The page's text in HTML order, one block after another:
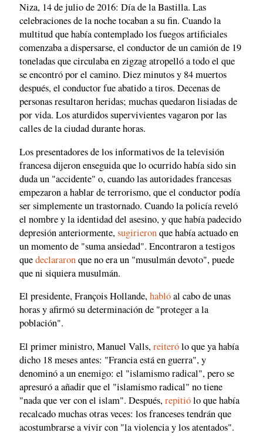
Niza, 14 de julio de 2016: Día de la Bastilla. Las
celebraciones de la noche tocaban a su fin. Cuando la
multitud que había contemplado los fuegos artificiales
comenzaba a dispersarse, el conductor de un camión de 19
toneladas que circulaba en zigzag atropelló a todo el que
se encontró por el camino. Diez minutos y 84 muertos
después, el conductor fue abatido a tiros. Decenas de
personas resultaron heridas; muchas quedaron lisiadas de
por vida. Los aturdidos supervivientes vagaron por las
calles de la ciudad durante horas.
Los presentadores de los informativos de la televisión
francesa dijeron enseguida que lo ocurrido había sido sin
duda un "accidente" o, cuando las autoridades francesas
empezaron a hablar de terrorismo, que el conductor podía
ser simplemente un trastornado. Cuando la policía reveló
el nombre y la identidad del asesino, y que había padecido
depresión anteriormente,sugirieronque había actuado en
un momento de "suma ansiedad". Encontraron a testigos
quedeclararonque no era un "musulmán devoto", puede
que ni siquiera musulmán.
El presidente, François Hollande,hablóal cabo de unas
horas y afirmó su determinación de "proteger a la
población".
El primer ministro, Manuel Valls,reiterólo que ya había
dicho 18 meses antes: "Francia está en guerra", y
denominó a un enemigo: el "islamismo radical", pero se
apresuró a añadir que el "islamismo radical" no tiene
"nada que ver con el islam". Después,repitiólo que había
recalcado muchas otras veces: los franceses tendrán que
acostumbrarse a vivir con "la violencia y los atentados".